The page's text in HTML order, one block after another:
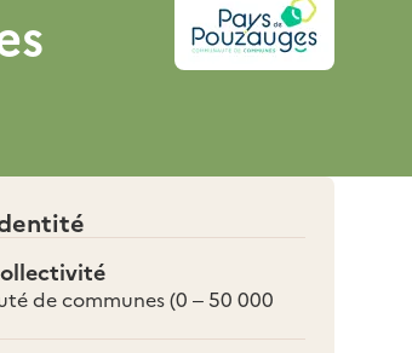
de communes (0 – 50 000